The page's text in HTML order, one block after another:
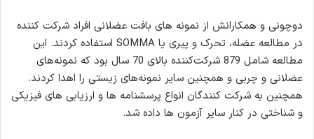
دوچونی و همکارانش از نمونه های بافت عضلانی افراد شرکت کننده
در مطالعه عضله، تحرک و پیری یا SOMMA استفاده کردند. این
مطالعه شامل 879 شرکت‌کننده بالای 70 سال بود که نمونه‌های
عضلانی و چربی و همچنین سایر نمونه‌های زیستی را اهدا کردند.
همچنین به شرکت کنندگان انواع پرسشنامه ها و ارزیابی های فیزیکی
و شناختی در کنار سایر آزمون ها داده شد.